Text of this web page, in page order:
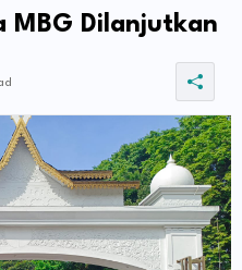
MBG Dilanjutkan